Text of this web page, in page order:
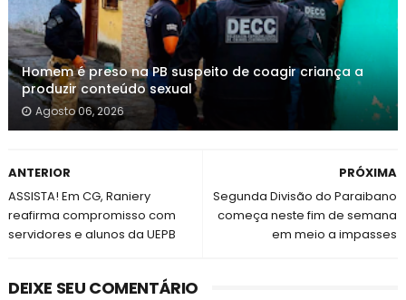
Homem é preso na PB suspeito de coagir criança a
produzir conteúdo sexual
Agosto 06, 2026
PRÓXIMA
Segunda Divisão do Paraibano
começa neste fim de semana
em meio a impasses
ANTERIOR
ASSISTA! Em CG, Raniery
reafirma compromisso com
servidores e alunos da UEPB
DEIXE SEU COMENTÁRIO